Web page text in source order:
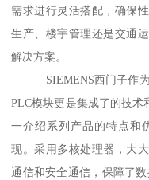
需求进行灵活搭配，确保
生产、楼宇管理还是交通
解决方案。
SIEMENS西门子作为自
PLC模块更是集成了的技术
一介绍系列产品的特点和
现。采用多核处理器，大
通信和安全通信，保障了